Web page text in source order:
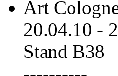
Art
20.04.10 -
Stand B38